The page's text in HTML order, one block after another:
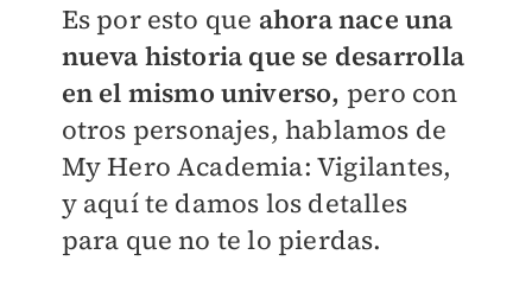
Es por esto que ahora nace una
nueva historia que se desarrolla
en el mismo universo, pero con
otros personajes, hablamos de
My Hero Academia: Vigilantes,
y aquí te damos los detalles
para que no te lo pierdas.